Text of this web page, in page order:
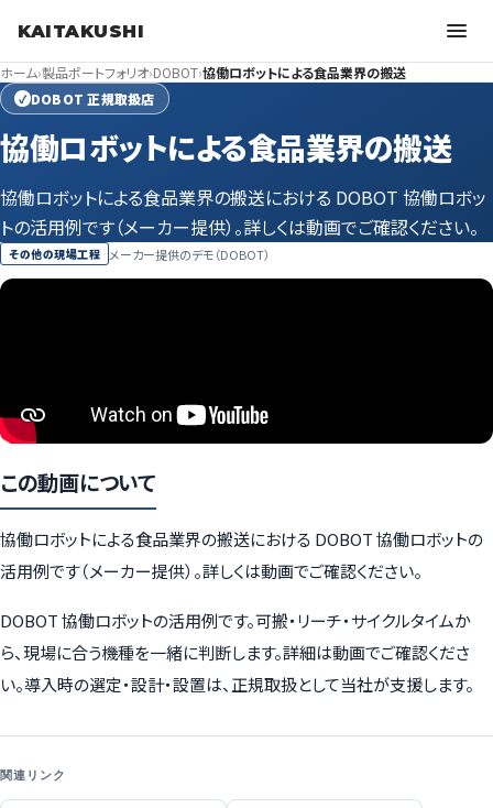
KAITAKUSHI
ホーム›製品ポートフォリオ›DOBOT›協働ロボットによる食品業界の搬送
✓ DOBOT 正規取扱店
協働ロボットによる食品業界の搬送
協働ロボットによる食品業界の搬送における DOBOT 協働ロボッ
トの活用例です（メーカー提供）。詳しくは動画でご確認ください。
その他の現場工程 メーカー提供のデモ（DOBOT）
この動画について
協働ロボットによる食品業界の搬送における DOBOT 協働ロボットの
活用例です（メーカー提供）。詳しくは動画でご確認ください。
DOBOT 協働ロボットの活用例です。可搬・リーチ・サイクルタイムか
ら、現場に合う機種を一緒に判断します。詳細は動画でご確認くださ
い。導入時の選定・設計・設置は、正規取扱として当社が支援します。
関連リンク